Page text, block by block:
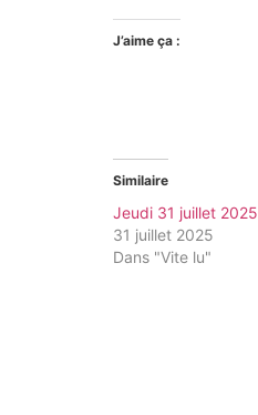
J’aime ça :
Similaire
Jeudi 31 juillet 2025
31 juillet 2025
Dans "Vite lu"